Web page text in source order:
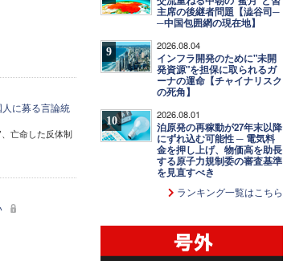
に募る言論統
亡命した反体制
主席の後継者問題【澁谷司─
─中国包囲網の現在地】
9 2026.08.04
インフラ開発のために"未開
発資源"を担保に取られるガ
ーナの運命【チャイナリスク
の死角】
10 2026.08.01
泊原発の再稼動が27年末以降
にずれ込む可能性 ─ 電気料
金を押し上げ、物価高を助長
する原子力規制委の審査基準
を見直すべき
ランキング一覧はこちら